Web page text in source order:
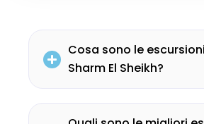
Cosa sono le
Sharm El Sheikh?